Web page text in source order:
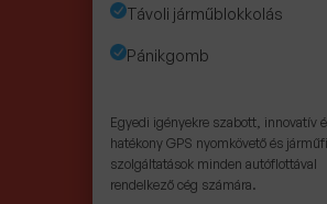
Távoli járműblokkolás
Pánikgomb
Egyedi igényekre szabott, innovatív
hatékony GPS nyomkövető és
szolgáltatások minden autóflottával
rendelkező cég számára.